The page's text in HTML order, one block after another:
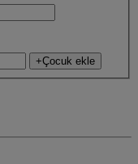
+Çocuk ekle